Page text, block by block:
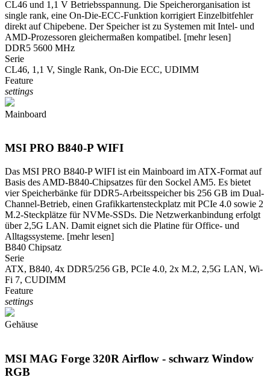
CL46 und 1,1 V Betriebsspannung. Die Speicherorganisation ist
single rank, eine On-Die-ECC-Funktion korrigiert Einzelbitfehler
direkt auf Chipebene. Der Speicher ist zu Systemen mit Intel- und
AMD-Prozessoren gleichermaßen kompatibel. [mehr lesen]
DDR5 5600 MHz
Serie
CL46, 1,1 V, Single Rank, On-Die ECC, UDIMM
Feature
settings
Mainboard
MSI PRO B840-P WIFI
Das MSI PRO B840-P WIFI ist ein Mainboard im ATX-Format auf
Basis des AMD-B840-Chipsatzes für den Sockel AM5. Es bietet
vier Speicherbänke für DDR5-Arbeitsspeicher bis 256 GB im Dual-
Channel-Betrieb, einen Grafikkartensteckplatz mit PCIe 4.0 sowie 2
M.2-Steckplätze für NVMe-SSDs. Die Netzwerkanbindung erfolgt
über 2,5G LAN. Damit eignet sich die Platine für Office- und
Alltagssysteme. [mehr lesen]
B840 Chipsatz
Serie
ATX, B840, 4x DDR5/256 GB, PCIe 4.0, 2x M.2, 2,5G LAN, Wi-
Fi 7, CUDIMM
Feature
settings
Gehäuse
MSI MAG Forge 320R Airflow - schwarz Window
RGB